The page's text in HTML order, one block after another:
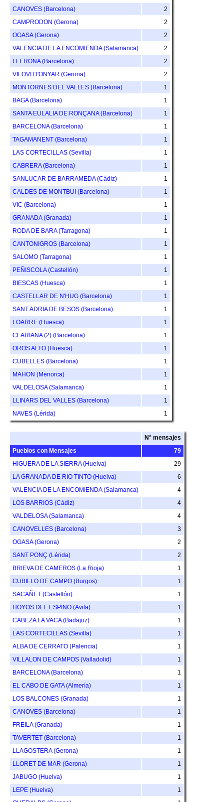
CANOVES (Barcelona)
2
CAMPRODON (Gerona)
2
OGASA (Gerona)
2
VALENCIA DE LA ENCOMIENDA (Salamanca)
2
LLERONA (Barcelona)
2
VILOVI D'ONYAR (Gerona)
2
MONTORNES DEL VALLES (Barcelona)
1
BAGA (Barcelona)
1
SANTA EULALIA DE RONÇANA (Barcelona)
1
BARCELONA (Barcelona)
1
TAGAMANENT (Barcelona)
1
LAS CORTECILLAS (Sevilla)
1
CABRERA (Barcelona)
1
SANLUCAR DE BARRAMEDA (Cádiz)
1
CALDES DE MONTBUI (Barcelona)
1
VIC (Barcelona)
1
GRANADA (Granada)
1
RODA DE BARA (Tarragona)
1
CANTONIGROS (Barcelona)
1
SALOMO (Tarragona)
1
PEÑISCOLA (Castellón)
1
BIESCAS (Huesca)
1
CASTELLAR DE N'HUG (Barcelona)
1
SANT ADRIA DE BESOS (Barcelona)
1
LOARRE (Huesca)
1
CLARIANA (2) (Barcelona)
1
OROS ALTO (Huesca)
1
CUBELLES (Barcelona)
1
MAHON (Menorca)
1
VALDELOSA (Salamanca)
1
LLINARS DEL VALLES (Barcelona)
1
NAVES (Lérida)
1
N° mensajes
Pueblos con Mensajes
79
HIGUERA DE LA SIERRA (Huelva)
29
LA GRANADA DE RIO TINTO (Huelva)
6
VALENCIA DE LA ENCOMIENDA (Salamanca)
4
LOS BARRIOS (Cádiz)
4
VALDELOSA (Salamanca)
4
CANOVELLES (Barcelona)
3
OGASA (Gerona)
2
SANT PONÇ (Lérida)
2
BRIEVA DE CAMEROS (La Rioja)
1
CUBILLO DE CAMPO (Burgos)
1
SACAÑET (Castellón)
1
HOYOS DEL ESPINO (Avila)
1
CABEZA LA VACA (Badajoz)
1
LAS CORTECILLAS (Sevilla)
1
ALBA DE CERRATO (Palencia)
1
VILLALON DE CAMPOS (Valladolid)
1
BARCELONA (Barcelona)
1
EL CABO DE GATA (Almería)
1
LOS BALCONES (Granada)
1
CANOVES (Barcelona)
1
FREILA (Granada)
1
TAVERTET (Barcelona)
1
LLAGOSTERA (Gerona)
1
LLORET DE MAR (Gerona)
1
JABUGO (Huelva)
1
LEPE (Huelva)
1